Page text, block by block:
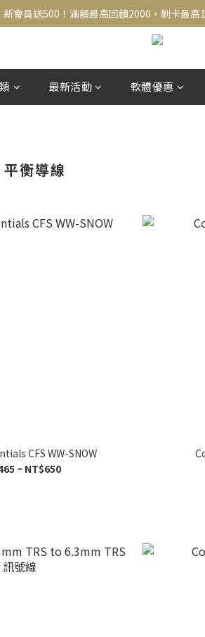
新會員送500！滿額最高回饋2000，刷卡最
新會員送500！滿額最高回饋2000，刷卡最
結帳頁選zingala銀角零卡分期
新會員送500！滿額最高回饋2000，刷卡最
最新活動 軟體優惠
衡導線
CFS WW-SNOW
~ NT$650